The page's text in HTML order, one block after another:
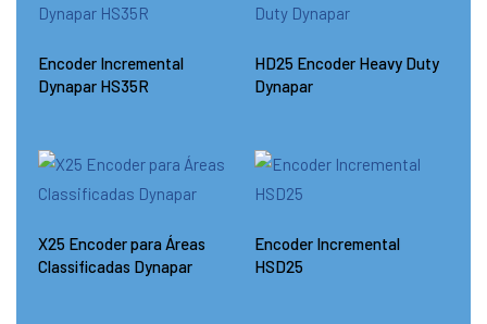
Encoder Incremental
Dynapar HS35R
HD25 Encoder Heavy Duty
Dynapar
X25 Encoder para Áreas
Classificadas Dynapar
Encoder Incremental
HSD25